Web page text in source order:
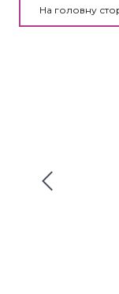
На головну